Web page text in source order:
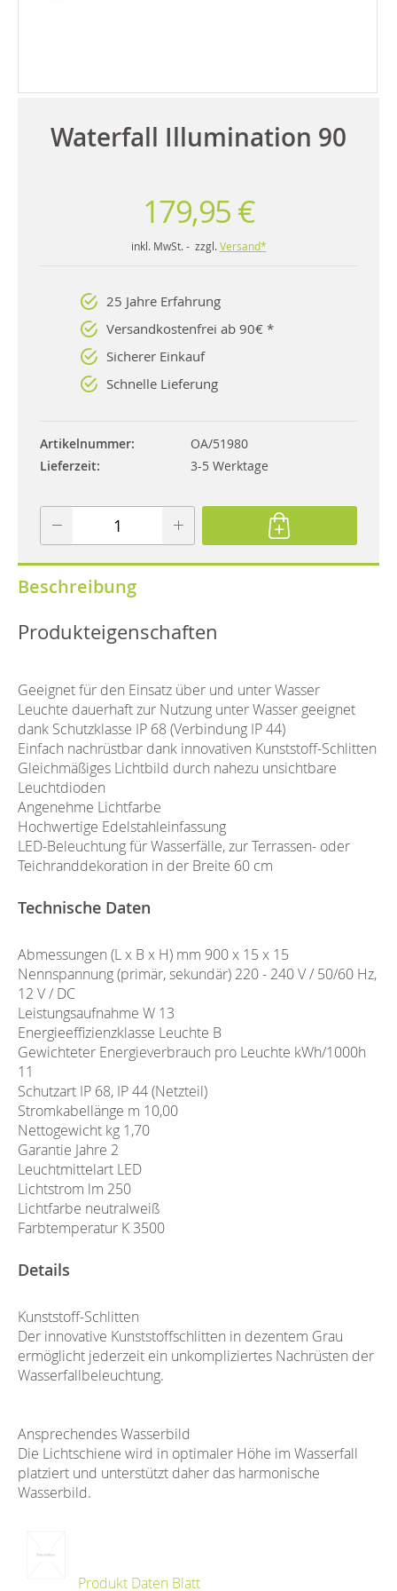
Waterfall Illumination 90
179,95 €
inkl. MwSt. - zzgl. Versand*
25 Jahre Erfahrung
Versandkostenfrei ab 90€ *
Sicherer Einkauf
Schnelle Lieferung
Artikelnummer
OA/51980
Lieferzeit
3-5 Werktage
Beschreibung
Produkteigenschaften
Geeignet für den Einsatz über und unter Wasser
Leuchte dauerhaft zur Nutzung unter Wasser geeignet
dank Schutzklasse IP 68 (Verbindung IP 44)
Einfach nachrüstbar dank innovativen Kunststoff-Schlitten
Gleichmäßiges Lichtbild durch nahezu unsichtbare
Leuchtdioden
Angenehme Lichtfarbe
Hochwertige Edelstahleinfassung
LED-Beleuchtung für Wasserfälle, zur Terrassen- oder
Teichranddekoration in der Breite 60 cm
Technische Daten
Abmessungen (L x B x H) mm 900 x 15 x 15
Nennspannung (primär, sekundär) 220 - 240 V / 50/60 Hz,
12 V / DC
Leistungsaufnahme W 13
Energieeffizienzklasse Leuchte B
Gewichteter Energieverbrauch pro Leuchte kWh/1000h
11
Schutzart IP 68, IP 44 (Netzteil)
Stromkabellänge m 10,00
Nettogewicht kg 1,70
Garantie Jahre 2
Leuchtmittelart LED
Lichtstrom lm 250
Lichtfarbe neutralweiß
Farbtemperatur K 3500
Details
Kunststoff-Schlitten
Der innovative Kunststoffschlitten in dezentem Grau
ermöglicht jederzeit ein unkompliziertes Nachrüsten der
Wasserfallbeleuchtung.
Ansprechendes Wasserbild
Die Lichtschiene wird in optimaler Höhe im Wasserfall
platziert und unterstützt daher das harmonische
Wasserbild.
Produkt Daten Blatt